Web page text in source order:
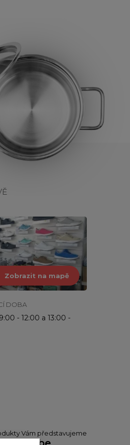
Zobrazit na mapě
DOBA
- 12:00 a 13:00 -
Vám představujeme